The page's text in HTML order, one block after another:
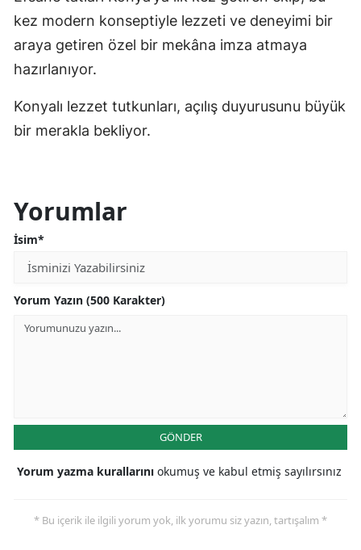
Malatya
Siirt
Sinop
Tekirdağ
kez modern konseptiyle lezzeti ve deneyimi bir
araya getiren özel bir mekâna imza atmaya
hazırlanıyor.
Konyalı lezzet tutkunları, açılış duyurusunu büyük
bir merakla bekliyor.
Yorumlar
İsim*
Yorum Yazın (500 Karakter)
GÖNDER
Yorum yazma kurallarını okumuş ve kabul etmiş sayılırsınız
* Bu içerik ile ilgili yorum yok, ilk yorumu siz yazın, tartışalım *